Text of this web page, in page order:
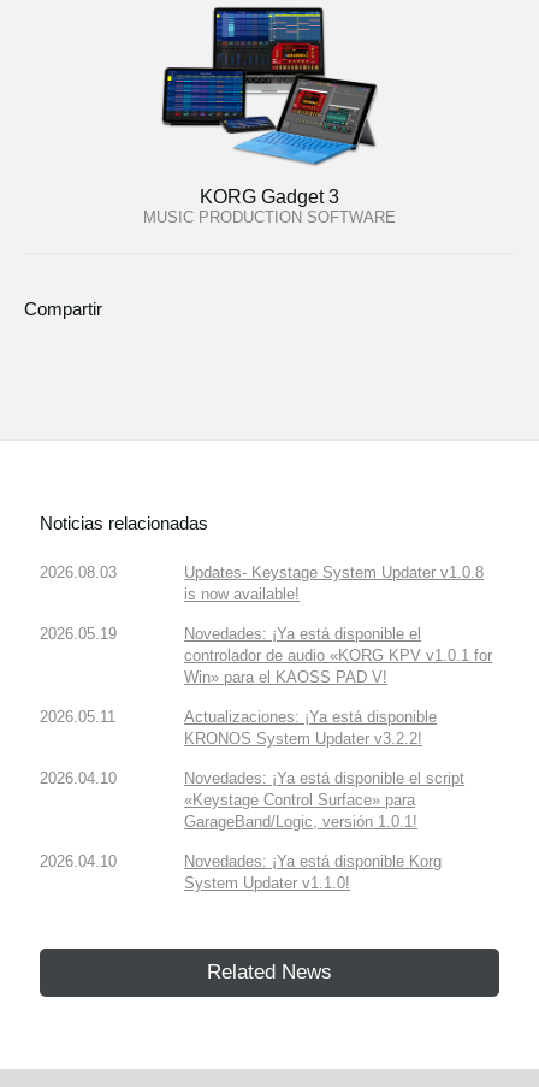
KORG Gadget 3
MUSIC PRODUCTION SOFTWARE
Compartir
Noticias relacionadas
2026.08.03
Updates- Keystage System Updater v1.0.8
is now available!
2026.05.19
Novedades: ¡Ya está disponible el
controlador de audio «KORG KPV v1.0.1 for
Win» para el KAOSS PAD V!
2026.05.11
Actualizaciones: ¡Ya está disponible
KRONOS System Updater v3.2.2!
2026.04.10
Novedades: ¡Ya está disponible el script
«Keystage Control Surface» para
GarageBand/Logic, versión 1.0.1!
2026.04.10
Novedades: ¡Ya está disponible Korg
System Updater v1.1.0!
Related News